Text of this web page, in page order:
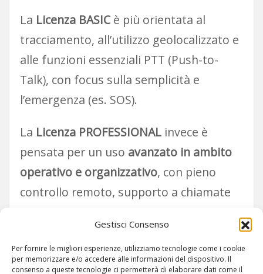
Gestisci Consenso
Per fornire le migliori esperienze, utilizziamo tecnologie come i cookie
per memorizzare e/o accedere alle informazioni del dispositivo. Il
consenso a queste tecnologie ci permetterà di elaborare dati come il
La Licenza BASICè più orientata al
tracciamento, all’utilizzo geolocalizzato e
alle funzioni essenziali PTT (Push-to-
Talk), con focus sulla semplicità e
l’emergenza (es. SOS).
La Licenza PROFESSIONALinvece è
pensata per un uso avanzato in ambito
operativo e organizzativo, con pieno
controllo remoto, supporto a chiamate
multimediali (immagini e video).